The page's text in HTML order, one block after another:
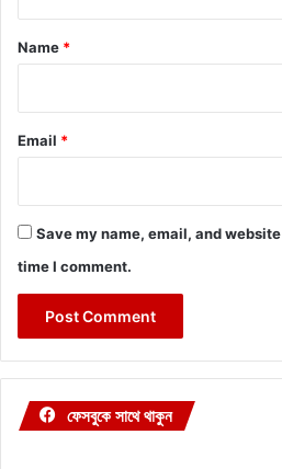
*
Name *
Email *
Save my name, email, and
time I comment.
ফেসবুকে সাথে থাকুন